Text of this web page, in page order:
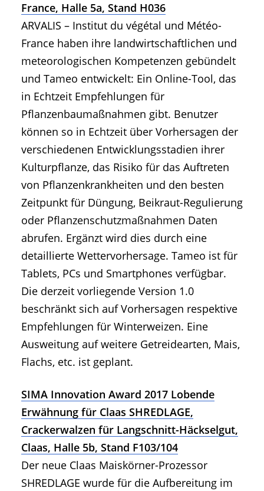
France, Halle 5a, Stand H036
ARVALIS – Institut du végétal und Météo-
France haben ihre landwirtschaftlichen und
meteorologischen Kompetenzen gebündelt
und Tameo entwickelt: Ein Online-Tool, das
in Echtzeit Empfehlungen für
Pflanzenbaumaßnahmen gibt. Benutzer
können so in Echtzeit über Vorhersagen der
verschiedenen Entwicklungsstadien ihrer
Kulturpflanze, das Risiko für das Auftreten
von Pflanzenkrankheiten und den besten
Zeitpunkt für Düngung, Beikraut-Regulierung
oder Pflanzenschutzmaßnahmen Daten
abrufen. Ergänzt wird dies durch eine
detaillierte Wettervorhersage. Tameo ist für
Tablets, PCs und Smartphones verfügbar.
Die derzeit vorliegende Version 1.0
beschränkt sich auf Vorhersagen respektive
Empfehlungen für Winterweizen. Eine
Ausweitung auf weitere Getreidearten, Mais,
Flachs, etc. ist geplant.
SIMA Innovation Award 2017 Lobende
Erwähnung für Claas SHREDLAGE,
Crackerwalzen für Langschnitt-Häckselgut,
Claas, Halle 5b, Stand F103/104
Der neue Claas Maiskörner-Prozessor
SHREDLAGE wurde für die Aufbereitung im